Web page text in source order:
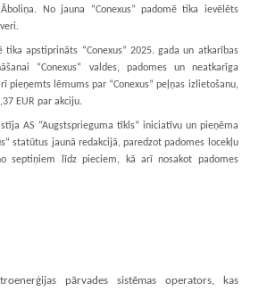
No jauna “Conexus” padomē tika ievēlēts
tika apstiprināts “Conexus” 2025. gada un atkarības
“Conexus” valdes, padomes un neatkarīga
pieņemts lēmums par “Conexus” peļņas izlietošanu,
EUR par akciju.
AS “Augstsprieguma tīkls” iniciatīvu un pieņēma
statūtus jaunā redakcijā, paredzot padomes locekļu
septiņiem līdz pieciem, kā arī nosakot padomes
pārvades sistēmas operators, kas